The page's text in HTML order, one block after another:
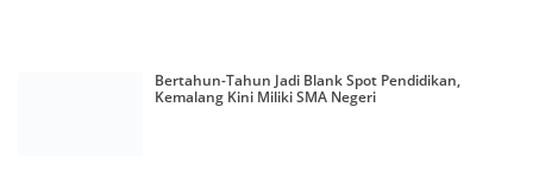
Bertahun-Tahun Jadi Blank Spot Pendidikan,
Kemalang Kini Miliki SMA Negeri